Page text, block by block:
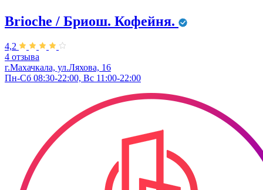
Brioche / Бриош. Кофейня.
4,2
4 отзыва
г.Махачкала, ул.Ляхова, 16
Пн-Сб 08:30-22:00, Вс 11:00-22:00